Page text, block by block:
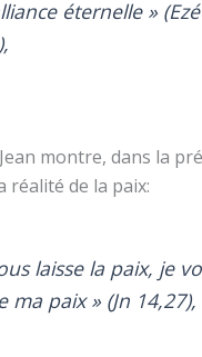
éternelle »
montre, dans la
réalité de la paix:
laisse la paix, je
ma paix » (Jn 14,27),